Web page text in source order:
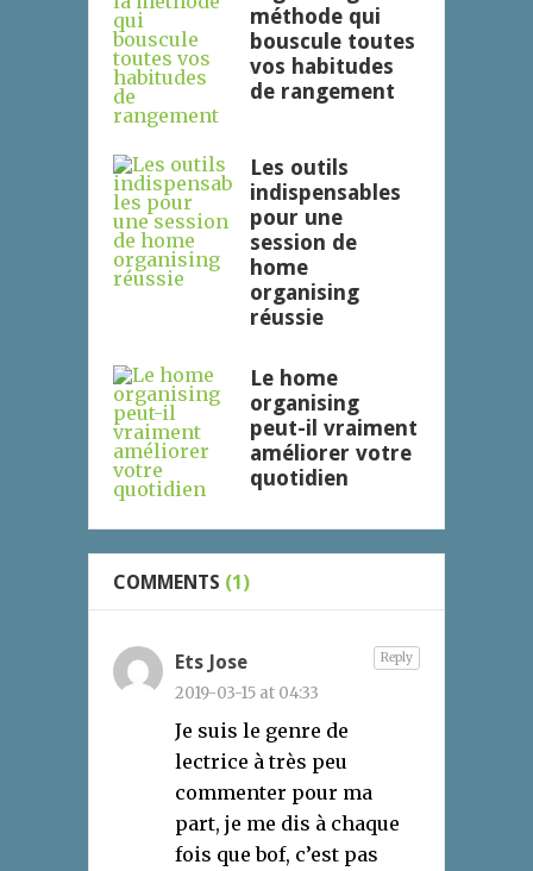
méthode qui
bouscule toutes
vos habitudes
de rangement
Les outils
indispensables
pour une
session de
home
organising
réussie
Le home
organising
peut-il vraiment
améliorer votre
quotidien
COMMENTS (1)
Ets Jose
2019-03-15 at 04:33
Je suis le genre de
lectrice à très peu
commenter pour ma
part, je me dis à chaque
fois que bof, c’est pas
Reply